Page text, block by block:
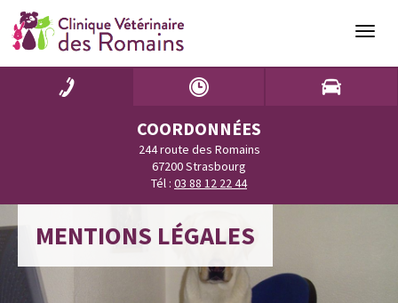
COORDONNÉES
244 route des Romains
67200 Strasbourg
Tél : 03 88 12 22 44
MENTIONS LÉGALES